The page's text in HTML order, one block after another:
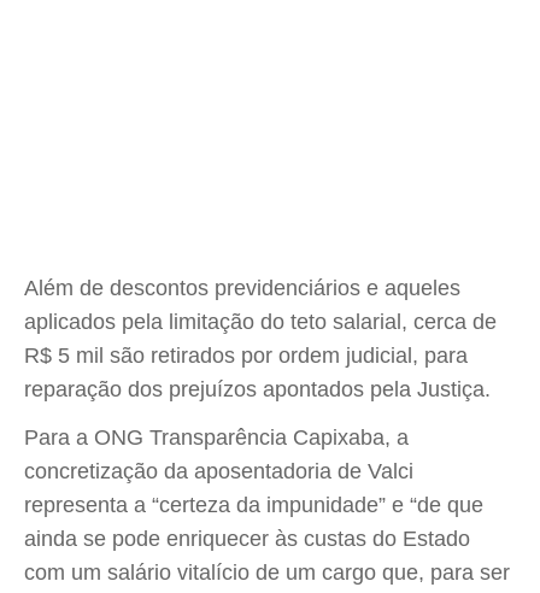
Além de descontos previdenciários e aqueles
aplicados pela limitação do teto salarial, cerca de
R$ 5 mil são retirados por ordem judicial, para
reparação dos prejuízos apontados pela Justiça.
Para a ONG Transparência Capixaba, a
concretização da aposentadoria de Valci
representa a “certeza da impunidade” e “de que
ainda se pode enriquecer às custas do Estado
com um salário vitalício de um cargo que, para ser